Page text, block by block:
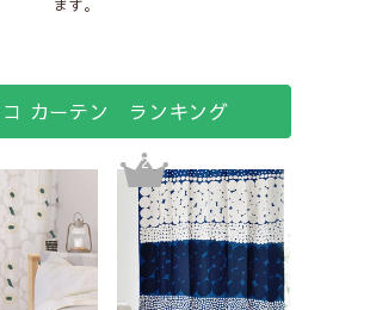
ます。
コ カーテン ランキング